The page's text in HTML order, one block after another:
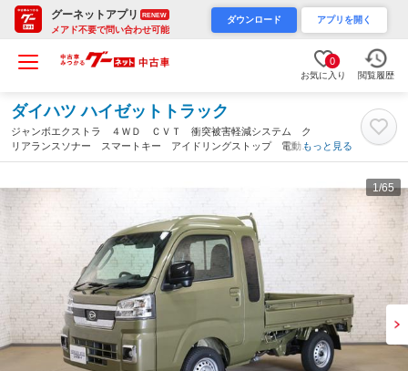
グーネットアプリ RENEW
メアド不要で問い合わせ可能
ダウンロード アプリを開く
0
お気に入り 閲覧履歴
ダイハツ ハイゼットトラック
ジャンボエクストラ ４ＷＤ ＣＶＴ 衝突被害軽減システム ク
リアランスソナー スマートキー アイドリングストップ 電動格
納ミラー（奈良県）
もっと見る
1/65